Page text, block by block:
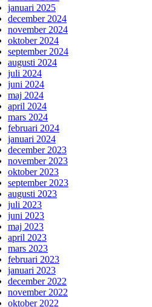
januari 2025
december 2024
november 2024
oktober 2024
september 2024
augusti 2024
juli 2024
juni 2024
maj 2024
april 2024
mars 2024
februari 2024
januari 2024
december 2023
november 2023
oktober 2023
september 2023
augusti 2023
juli 2023
juni 2023
maj 2023
april 2023
mars 2023
februari 2023
januari 2023
december 2022
november 2022
oktober 2022